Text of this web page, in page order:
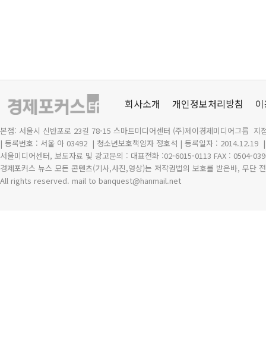
회사소개 개인정보처리방침
본점: 서울시 신반포로 23길 78-15 스마트미디어센터 (주)제이경제미디어그룹 지
| 등록번호 : 서울 아 03492 | 청소년보호책임자 정호석 | 등록일자 : 2014.12.19
서울미디어센터, 보도자료 및 광고문의 : 대표전화 :02-6015-0113 FAX : 0504-
경제포커스 뉴스 모든 콘텐츠(기사,사진,영상)는 저작권법의 보호를 받은바, 무단
All rights reserved. mail to banquest@hanmail.net